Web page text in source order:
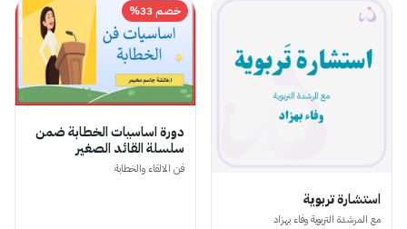
استشارة تربوية
مع المرشدة التربوية وفاء بهزاد
خصم 33%
دورة اساسيات الخطابة ضمن
سلسلة القائد الصغير
فن الالقاء والخطابة